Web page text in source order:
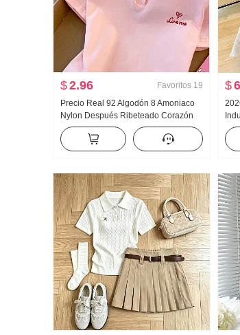
$2.96 Favoritos 19
Precio Real 92 Algodón 8 Amoniaco
Nylon Después Ribeteado Corazón
Bordado Dulce Corto Cuello polo
Camiseta Ajustado Petite Moda
$